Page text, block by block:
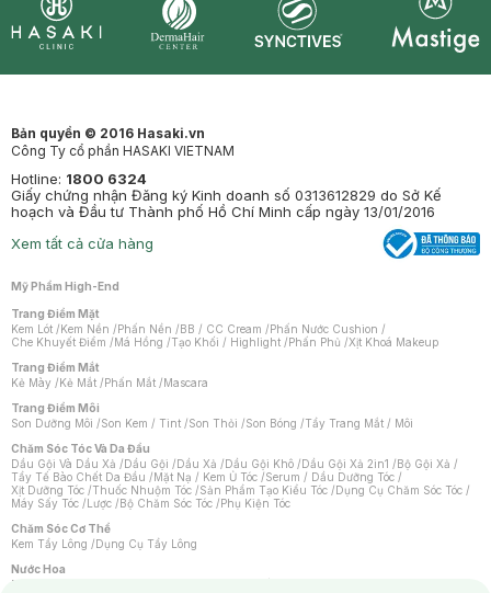
Bản quyền © 2016 Hasaki.vn
Công Ty cổ phần HASAKI VIETNAM
Hotline: 1800 6324
Giấy chứng nhận Đăng ký Kinh doanh số 0313612829 do Sở Kế
hoạch và Đầu tư Thành phố Hồ Chí Minh cấp ngày 13/01/2016
Xem tất cả cửa hàng
Mỹ Phẩm High-End
Trang Điểm Mặt
Kem Lót /Kem Nền /Phấn Nền /BB / CC Cream /Phấn Nước Cushion /
Che Khuyết Điểm /Má Hồng /Tạo Khối / Highlight /Phấn Phủ /Xịt Khoá Makeup
Trang Điểm Mắt
Kẻ Mày /Kẻ Mắt /Phấn Mắt /Mascara
Trang Điểm Môi
Son Dưỡng Môi /Son Kem / Tint /Son Thỏi /Son Bóng /Tẩy Trang Mắt / Môi
Chăm Sóc Tóc Và Da Đầu
Dầu Gội Và Dầu Xả /Dầu Gội /Dầu Xả /Dầu Gội Khô /Dầu Gội Xả 2in1 /Bộ Gội Xả /
Tẩy Tế Bào Chết Da Đầu /Mặt Nạ / Kem Ủ Tóc /Serum / Dầu Dưỡng Tóc /
Xịt Dưỡng Tóc /Thuốc Nhuộm Tóc /Sản Phẩm Tạo Kiểu Tóc /Dụng Cụ Chăm Sóc Tóc /
Máy Sấy Tóc /Lược /Bộ Chăm Sóc Tóc /Phụ Kiện Tóc
Chăm Sóc Cơ Thể
Kem Tẩy Lông /Dụng Cụ Tẩy Lông
Nước Hoa
Nước Hoa Nữ